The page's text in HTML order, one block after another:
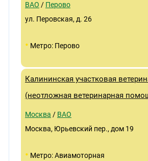
ВАО / Перово
ул. Перовская, д. 26
• Метро: Перово
Калининская участковая
(неотложная ветеринарная
Москва / ВАО
Москва, Юрьевский пер., дом 19
• Метро: Авиамоторная